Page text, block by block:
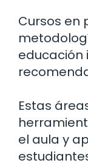
Cursos en
educación
Estas
el aula y